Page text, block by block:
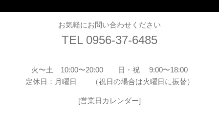
お気軽にお問い合わせください
TEL 0956-37-6485
火〜土 10:00〜20:00
日・祝 9:00〜18:00
定休日：月曜日
（祝日の場合は火曜日に振替）
[営業日カレンダー]